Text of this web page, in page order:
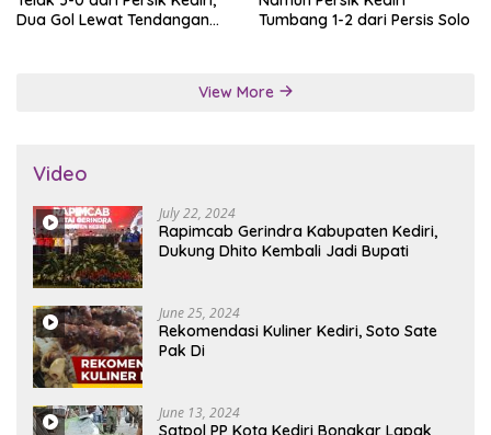
Dua Gol Lewat Tendangan
Tumbang 1-2 dari Persis Solo
View More
Video
July 22, 2024
Rapimcab Gerindra Kabupaten Kediri,
Dukung Dhito Kembali Jadi Bupati
June 25, 2024
Rekomendasi Kuliner Kediri, Soto Sate
Pak Di
June 13, 2024
Satpol PP Kota Kediri Bongkar Lapak